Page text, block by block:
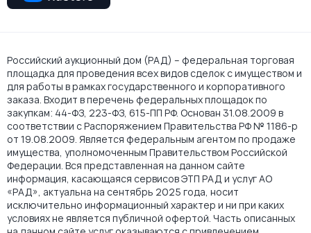
Российский аукционный дом (РАД) – федеральная торговая
площадка для проведения всех видов сделок с имуществом и
для работы в рамках государственного и корпоративного
заказа. Входит в перечень федеральных площадок по
закупкам: 44-ФЗ, 223-ФЗ, 615-ПП РФ. Основан 31.08.2009 в
соответствии с Распоряжением Правительства РФ № 1186-р
от 19.08.2009. Является федеральным агентом по продаже
имущества, уполномоченным Правительством Российской
Федерации. Вся представленная на данном сайте
информация, касающаяся сервисов ЭТП РАД и услуг АО
«РАД», актуальна на сентябрь 2025 года, носит
исключительно информационный характер и ни при каких
условиях не является публичной офертой. Часть описанных